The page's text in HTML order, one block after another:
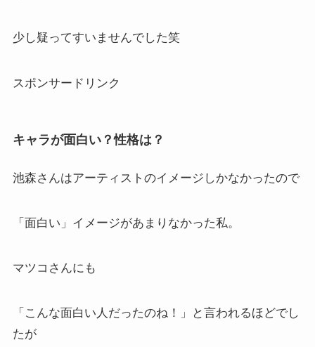
少し疑ってすいませんでした笑
スポンサードリンク
キャラが面白い？性格は？
池森さんはアーティストのイメージしかなかったので
「面白い」イメージがあまりなかった私。
マツコさんにも
「こんな面白い人だったのね！」と言われるほどでし
たが